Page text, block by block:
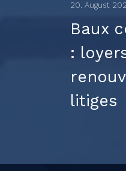
Baux
:
litiges
20. August